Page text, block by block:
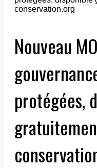
Nouveau
protégées,